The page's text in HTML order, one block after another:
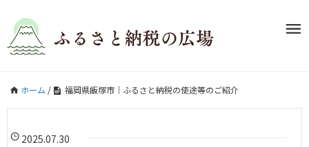
ホーム / 福岡県飯塚市｜ふるさと納税の使途等のご紹介
2025.07.30